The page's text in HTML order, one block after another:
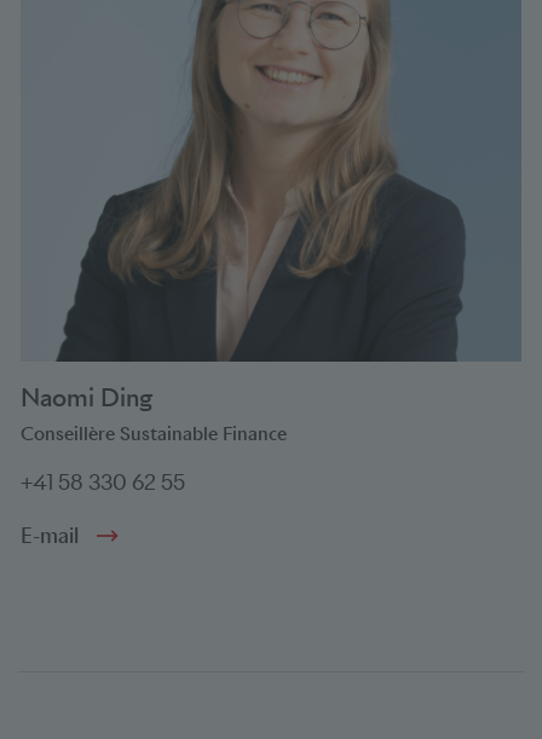
Naomi Ding
Conseillère Sustainable Finance
+41 58 330 62 55
E-mail